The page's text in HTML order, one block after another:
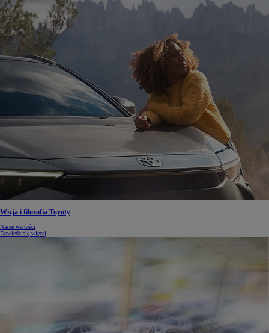
Wizja i filozofia Toyoty
Nasze wartości
Dowiedz się więcej